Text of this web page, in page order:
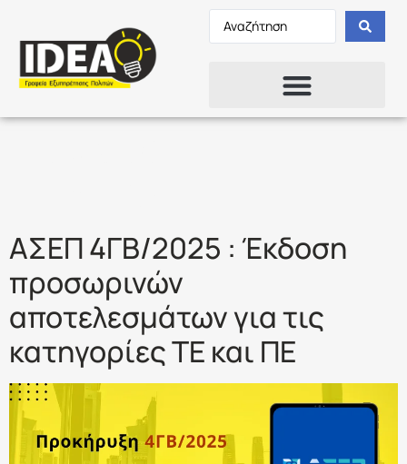
ΑΣΕΠ 4ΓΒ/2025 : Έκδοση
προσωρινών
αποτελεσμάτων για τις
κατηγορίες ΤΕ και ΠΕ